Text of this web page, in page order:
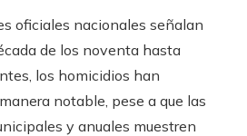
oficiales nacionales señalan
de los noventa hasta
los homicidios han
notable, pese a que las
y anuales muestren